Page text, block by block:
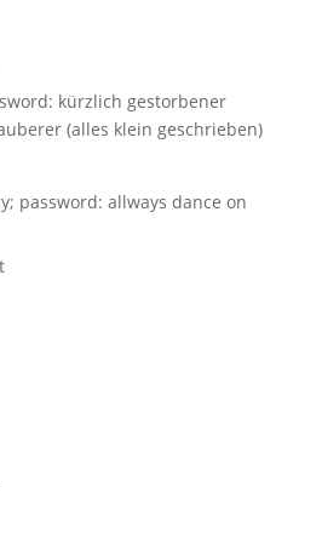
kürzlich gestorbener
(alles klein geschrieben)
password: allways dance on